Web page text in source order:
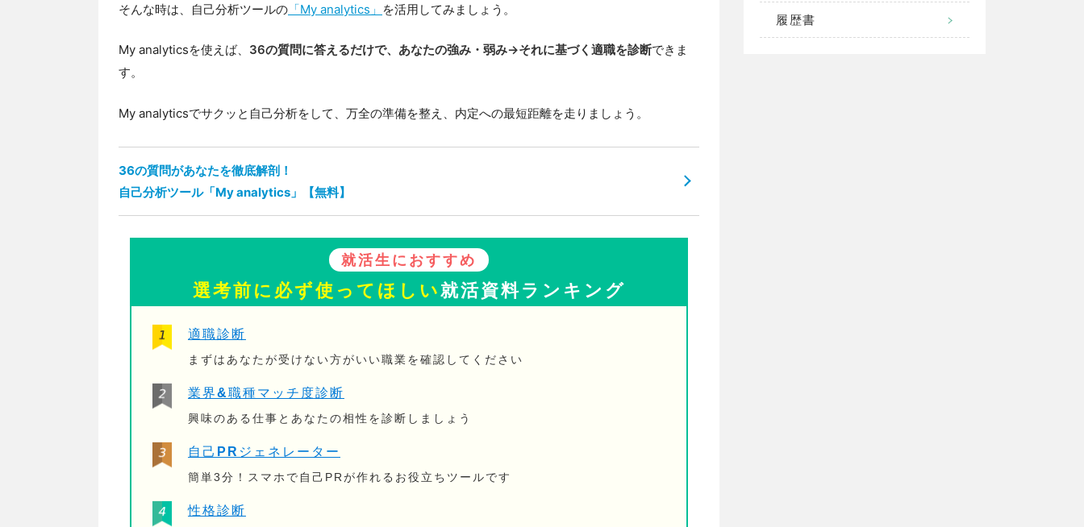
そんな時は、自己分析ツールの 「My analytics」 を活用してみましょう。
My analyticsを使えば、 36の質問に答えるだけで、あなたの強み・弱み→それに基づく適職を診断できま
す。
My analyticsでサクッと自己分析をして、万全の準備を整え、内定への最短距離を走りましょう。
36の質問があなたを徹底解剖！
自己分析ツール「My analytics」【無料】
就活生におすすめ
選考前に必ず使ってほしい就活資料ランキング
適職診断
まずはあなたが受けない方がいい職業を確認してください
業界&職種マッチ度診断
興味のある仕事とあなたの相性を診断しましょう
自己PRジェネレーター
簡単3分！スマホで自己PRが作れるお役立ちツールです
性格診断
履歴書